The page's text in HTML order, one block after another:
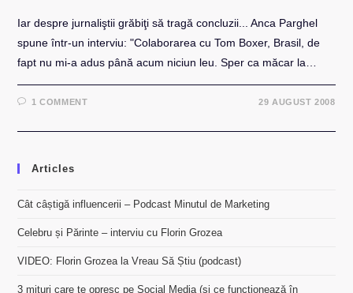
Iar despre jurnaliştii grăbiţi să tragă concluzii... Anca Parghel
spune într-un interviu: "Colaborarea cu Tom Boxer, Brasil, de
fapt nu mi-a adus până acum niciun leu. Sper ca măcar la…
1 COMMENT 29 AUGUST 2008
Articles
Cât câștigă influencerii – Podcast Minutul de Marketing
Celebru și Părinte – interviu cu Florin Grozea
VIDEO: Florin Grozea la Vreau Să Știu (podcast)
3 mituri care te opresc pe Social Media (și ce funcționează în